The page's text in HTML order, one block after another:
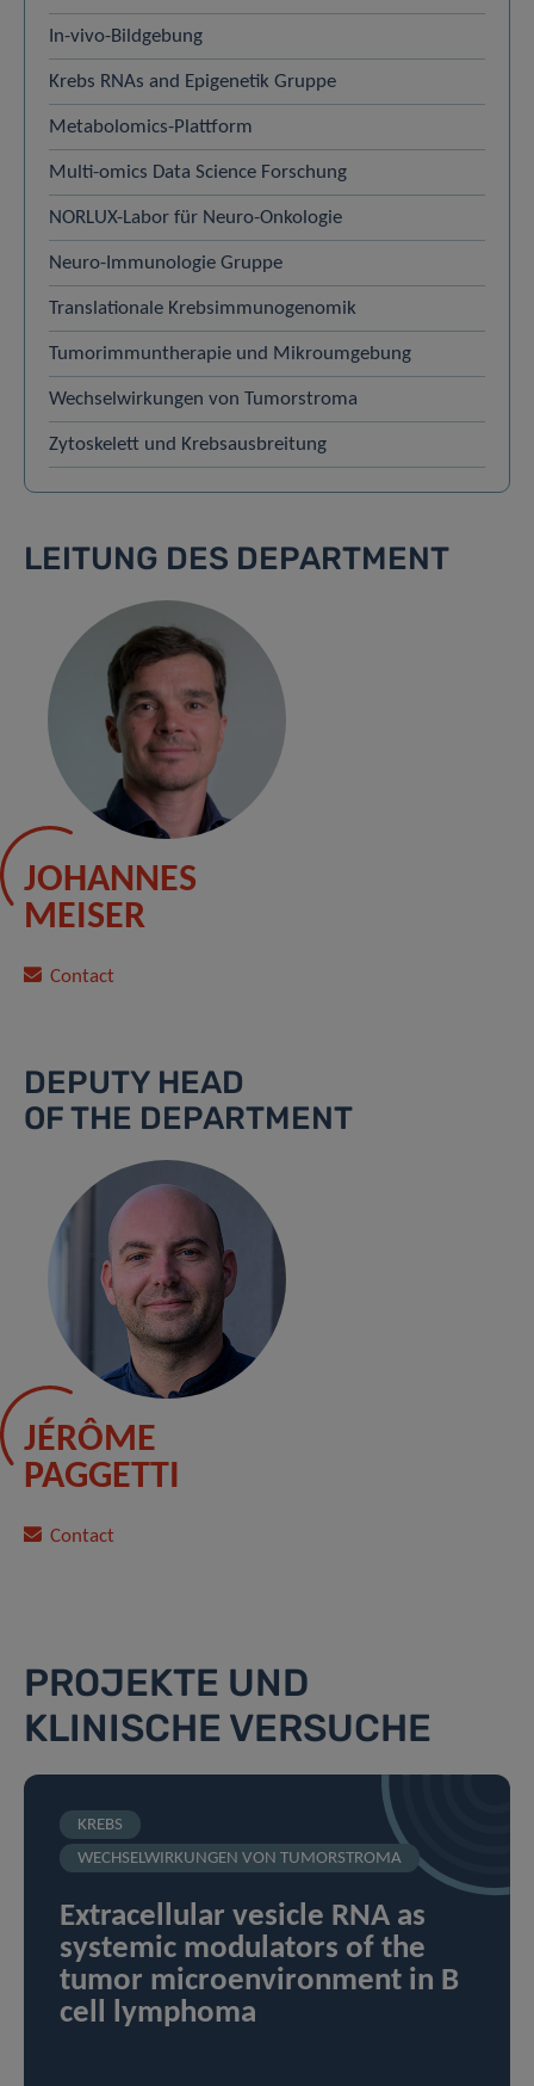
In-vivo-Bildgebung
Krebs RNAs and Epigenetik Gruppe
Metabolomics-Plattform
Multi-omics Data Science Forschung
NORLUX-Labor für Neuro-Onkologie
Neuro-Immunologie Gruppe
Translationale Krebsimmunogenomik
Tumorimmuntherapie und Mikroumgebung
Wechselwirkungen von Tumorstroma
Zytoskelett und Krebsausbreitung
LEITUNG DES DEPARTMENT
JOHANNES
MEISER
Contact
DEPUTY HEAD
OF THE DEPARTMENT
JÉRÔME
PAGGETTI
Contact
PROJEKTE UND
KLINISCHE VERSUCHE
KREBS
WECHSELWIRKUNGEN VON TUMORSTROMA
Extracellular vesicle RNA as
systemic modulators of the
tumor microenvironment in B
cell lymphoma